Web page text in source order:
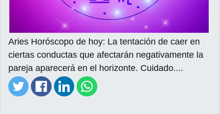
Aries Horóscopo de hoy: La tentación de caer en
ciertas conductas que afectarán negativamente la
pareja aparecerá en el horizonte. Cuidado....